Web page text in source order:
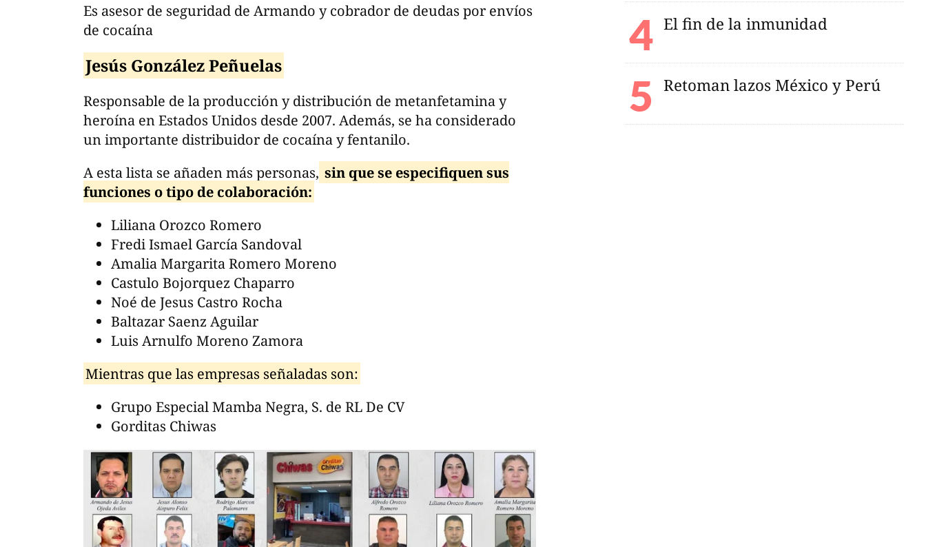
Es asesor de seguridad de Armando y cobrador de deudas por envíos
de cocaína
Jesús González Peñuelas
Responsable de la producción y distribución de metanfetamina y
heroína en Estados Unidos desde 2007. Además, se ha considerado
un importante distribuidor de cocaína y fentanilo.
A esta lista se añaden más personas, sin que se especifiquen sus
funciones o tipo de colaboración:
Liliana Orozco Romero
Fredi Ismael García Sandoval
Amalia Margarita Romero Moreno
Castulo Bojorquez Chaparro
Noé de Jesus Castro Rocha
Baltazar Saenz Aguilar
Luis Arnulfo Moreno Zamora
Mientras que las empresas señaladas son:
Grupo Especial Mamba Negra, S. de RL De CV
Gorditas Chiwas
El fin de la inmunidad
Retoman lazos México y Perú